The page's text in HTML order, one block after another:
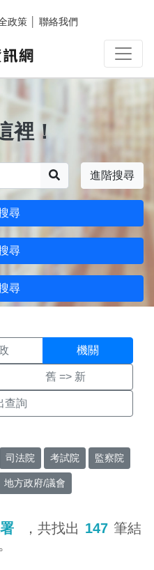
政策 聯絡我們
裡！
進階搜尋
尋
尋
尋
頁面
機關
舊 => 新
查詢
司法院 考試院 監察院
地方政府/議會
，共找出 147 筆結